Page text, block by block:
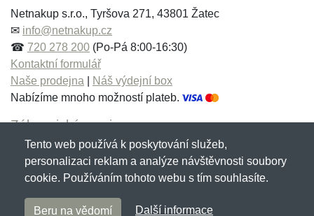
Jméno: *
Zpráva*
E-mail:*
Netnakup s.r.o., Tyršova 271, 43801 Žatec
✉ info@netnakup.cz
☎ 720 278 200 (Po-Pá 8:00-16:30)
Kontaktní formulář
Naše prodejna
Náš výdejní box
Nabízíme mnoho možností plateb.
Zákaznický servis
Novinky emailem
Copyright © 2007-2026 (19 let s vámi)Netnakup.cz
Tento web používá k poskytování služeb,
personalizaci reklam a analýze návštěvnosti soubory
cookie. Používáním tohoto webu s tím souhlasíte.
Beru na vědomí Další informace